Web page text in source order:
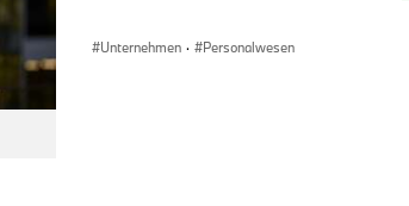
Unternehmensstrategie der BMW Group, von
Ende der Nutzungsphase aller Produkte.
Unternehmen · Personalwesen